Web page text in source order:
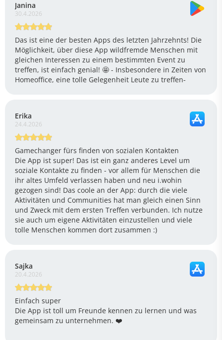
Janina
30.4.2026
Das ist eine der besten Apps des letzten Jahrzehnts! Die
Möglichkeit, über diese App wildfremde Menschen mit
gleichen Interessen zu einem bestimmten Event zu
treffen, ist einfach genial! 🤩 - Insbesondere in Zeiten von
Homeoffice, eine tolle Gelegenheit Leute zu treffen-
Erika
24.4.2026
Gamechanger fürs finden von sozialen Kontakten
Die App ist super! Das ist ein ganz anderes Level um
soziale Kontakte zu finden - vor allem für Menschen die
ihr altes Umfeld verlassen haben und neu i.wohin
gezogen sind! Das coole an der App: durch die viele
Aktivitäten und Communities hat man gleich einen Sinn
und Zweck mit dem ersten Treffen verbunden. Ich nutze
sie auch um eigene Aktivitäten einzustellen und viele
tolle Menschen kommen dort zusammen :)
Sajka
20.4.2026
Einfach super
Die App ist toll um Freunde kennen zu lernen und was
gemeinsam zu unternehmen. ❤️